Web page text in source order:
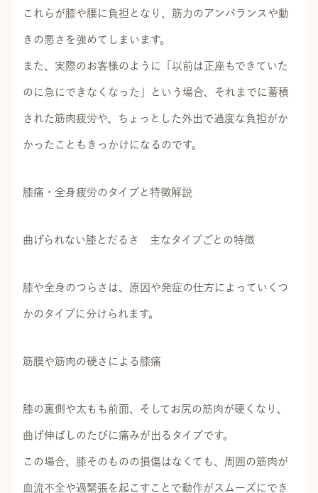
これらが膝や腰に負担となり、筋力のアンバランスや動
きの悪さを強めてしまいます。
また、実際のお客様のように「以前は正座もできていた
のに急にできなくなった」という場合、それまでに蓄積
された筋肉疲労や、ちょっとした外出で過度な負担がか
かったこともきっかけになるのです。
膝痛・全身疲労のタイプと特徴解説
曲げられない膝とだるさ 主なタイプごとの特徴
膝や全身のつらさは、原因や発症の仕方によっていくつ
かのタイプに分けられます。
筋膜や筋肉の硬さによる膝痛
膝の裏側や太もも前面、そしてお尻の筋肉が硬くなり、
曲げ伸ばしのたびに痛みが出るタイプです。
この場合、膝そのものの損傷はなくても、周囲の筋肉が
血流不全や過緊張を起こすことで動作がスムーズにでき